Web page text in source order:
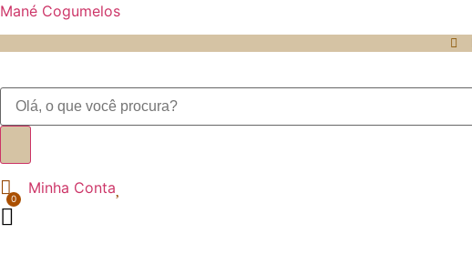
Mané Cogumelos
Pesquisar
produtos
Minha Conta